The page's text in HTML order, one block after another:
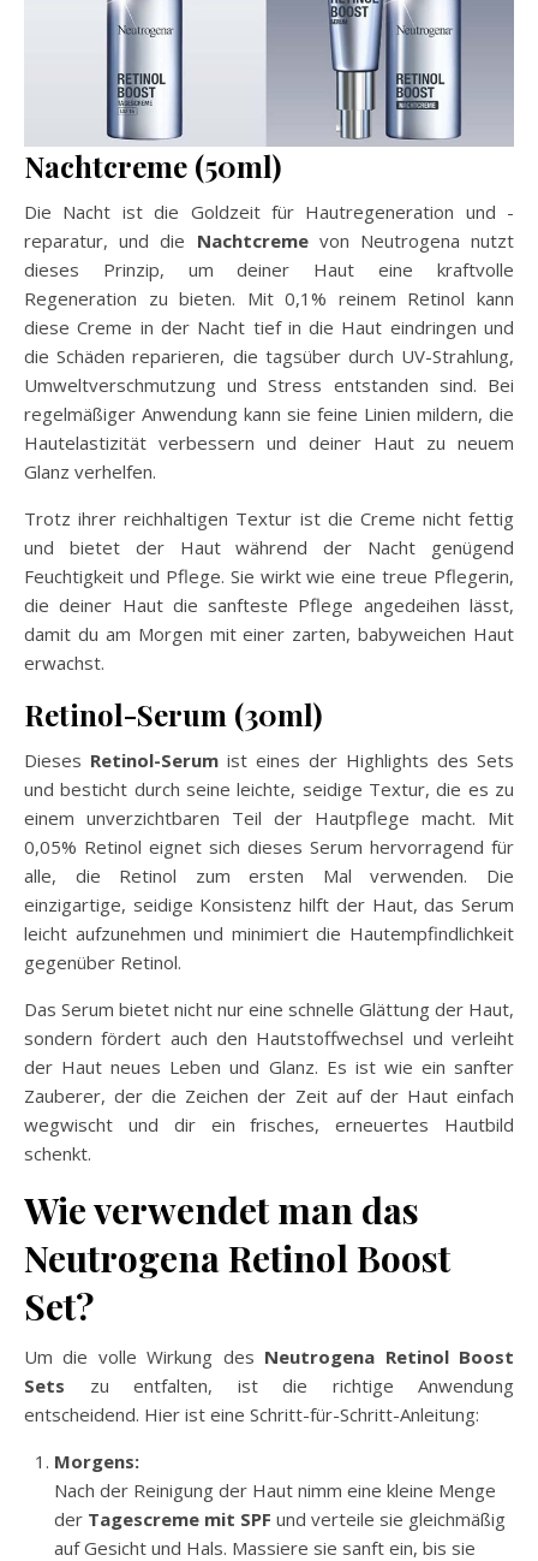
Nachtcreme (50ml)
Die Nacht ist die Goldzeit für Hautregeneration und -
reparatur, und die Nachtcremevon Neutrogena nutzt
dieses Prinzip, um deiner Haut eine kraftvolle
Regeneration zu bieten. Mit 0,1% reinem Retinol kann
diese Creme in der Nacht tief in die Haut eindringen und
die Schäden reparieren, die tagsüber durch UV-Strahlung,
Umweltverschmutzung und Stress entstanden sind. Bei
regelmäßiger Anwendung kann sie feine Linien mildern, die
Hautelastizität verbessern und deiner Haut zu neuem
Glanz verhelfen.
Trotz ihrer reichhaltigen Textur ist die Creme nicht fettig
und bietet der Haut während der Nacht genügend
Feuchtigkeit und Pflege. Sie wirkt wie eine treue Pflegerin,
die deiner Haut die sanfteste Pflege angedeihen lässt,
damit du am Morgen mit einer zarten, babyweichen Haut
erwachst.
Retinol-Serum (30ml)
Dieses Retinol-Serum ist eines der Highlights des Sets
und besticht durch seine leichte, seidige Textur, die es zu
einem unverzichtbaren Teil der Hautpflege macht. Mit
0,05% Retinol eignet sich dieses Serum hervorragend für
alle, die Retinol zum ersten Mal verwenden. Die
einzigartige, seidige Konsistenz hilft der Haut, das Serum
leicht aufzunehmen und minimiert die Hautempfindlichkeit
gegenüber Retinol.
Das Serum bietet nicht nur eine schnelle Glättung der Haut,
sondern fördert auch den Hautstoffwechsel und verleiht
der Haut neues Leben und Glanz. Es ist wie ein sanfter
Zauberer, der die Zeichen der Zeit auf der Haut einfach
wegwischt und dir ein frisches, erneuertes Hautbild
schenkt.
Wie verwendet man das
Neutrogena Retinol Boost
Set?
Um die volle Wirkung des Neutrogena Retinol Boost
Sets zu entfalten, ist die richtige Anwendung
entscheidend. Hier ist eine Schritt-für-Schritt-Anleitung:
Morgens:
Nach der Reinigung der Haut nimm eine kleine Menge
der Tagescreme mit SPF und verteile sie gleichmäßig
auf Gesicht und Hals. Massiere sie sanft ein, bis sie